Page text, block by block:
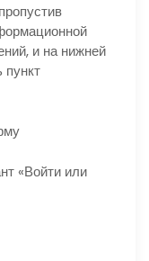
и на нижней
пункт
«Войти или